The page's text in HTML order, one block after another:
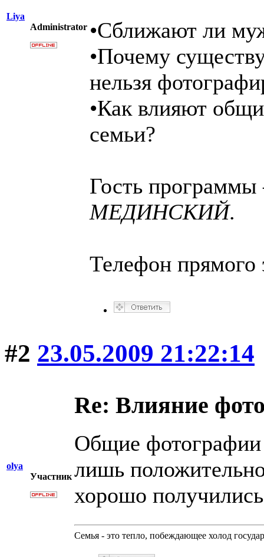
Liya
Administrator •Сближают ли
•Почему
нельзя
•Как влияют
семьи?
Гость
МЕДИНСКИЙ.
Телефон
#2 23.05.2009 21:22:14
olya
Участник
Re: Влияние
Общие фотографии
лишь
хорошо
Семья - это тепло, побеждающее холод